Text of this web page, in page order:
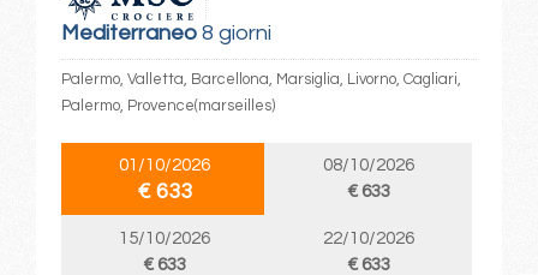
Mediterraneo8 giorni
Palermo, Valletta, Barcellona, Marsiglia, Livorno, Cagliari,
Palermo, Provence(marseilles)
01/10/2026
€ 633
08/10/2026
€ 633
15/10/2026
€ 633
22/10/2026
€ 633